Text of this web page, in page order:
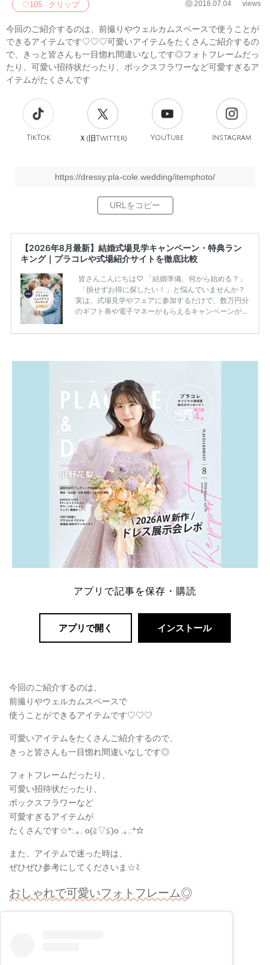
♡105 クリップ 2018.07.04 views
今回のご紹介するのは、前撮りやウェルカムスペースで使うことが
できるアイテムです♡♡♡可愛いアイテムをたくさんご紹介するの
で、きっと皆さんも一目惚れ間違いなしです◎フォトフレームだっ
たり、可愛い招待状だったり、ボックスフラワーなど可愛すぎるア
イテムがたくさんです
TikTok Ｘ(旧Twitter) YouTube Instagram
https://dressy.pla-cole.wedding/itemphoto/
【2026年8月最新】結婚式場見学キャンペーン・特典ラン
キング｜プラコレや式場紹介サイトを徹底比較
皆さんこんにちは♡ 「結婚準備、何から始める？」
「損せずお得に探したい！」と悩んでいませんか？
実は、式場見学やフェアに参加するだけで、数万円分
のギフト券や電子マネーがもらえるキャンペーンがあ
ため、比較せずに選ぶと損をしてしまうことも……。
一番お得？」「プラコレの特典は？」といった疑問も
解決します。 まずは診断で候補を絞れる「ウェディ
ング診断」か、体験型 […]続きを読む
アプリで記事を保存・購読
アプリで開く インストール
今回のご紹介するのは、
前撮りやウェルカムスペースで
使うことができるアイテムです♡♡♡
可愛いアイテムをたくさんご紹介するので、
きっと皆さんも一目惚れ間違いなしです◎
フォトフレームだったり、
可愛い招待状だったり、
ボックスフラワーなど
可愛すぎるアイテムが
たくさんです☆*:.｡. o(≧▽≦)o .｡.:*☆
また、アイテムで迷った時は、
ぜひぜひ参考にしてくださいま☆ﾐ
おしゃれで可愛いフォトフレーム◎